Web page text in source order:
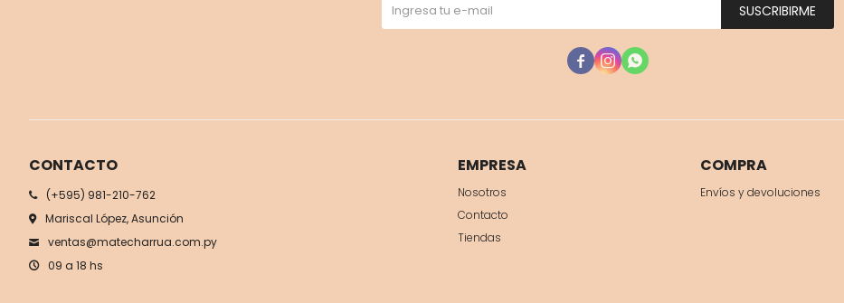
CONTACTO
(+595) 981-210-762
Mariscal López, Asunción
ventas@matecharrua.com.py
09 a 18 hs
EMPRESA
Nosotros
Contacto
Tiendas
COMPRA
Envíos y devoluciones
SUSCRIBIRME
  